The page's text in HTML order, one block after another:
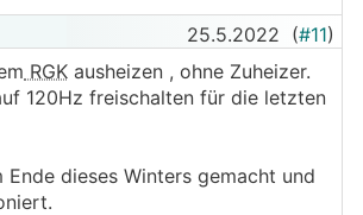
25.5.2022 (#11)
RGK ausheizen , ohne Zuheizer.
120Hz freischalten für die letzten
Ende dieses Winters gemacht und